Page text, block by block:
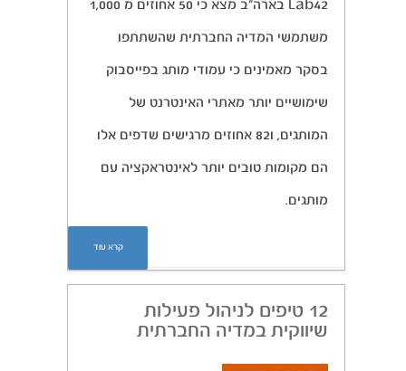
Lab42 בארה”ב מצא כי 50 אחוזים מ 1,000
משתמשי המדיה החברתית שהשתתפו
בסקר מאמינים כי עמודי מותג בפייסבוק
שימושיים יותר מאתרי האינטרנט של
המותגים, ו82 אחוזים מרגישים שדפים אלו
הם מקומות טובים יותר לאינטראקציה עם
מותגים.
קרא עוד
12 טיפים לניהול פעילות
שיווקית במדיה החברתית